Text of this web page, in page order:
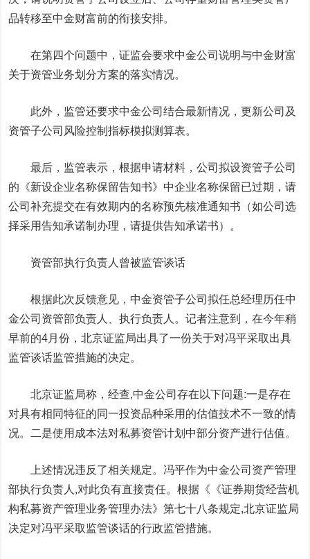
品转移至中金财富前的衔接安排。
在第四个问题中，证监会要求中金公司说明与中金财富
关于资管业务划分方案的落实情况。
此外，监管还要求中金公司结合最新情况，更新公司及
资管子公司风险控制指标模拟测算表。
最后，监管表示，根据申请材料，公司拟设资管子公司
的《新设企业名称保留告知书》中企业名称保留已过期，请
公司补充提交在有效期内的名称预先核准通知书（如公司选
择采用告知承诺制办理，请提供告知承诺书）。
资管部执行负责人曾被监管谈话
根据此次反馈意见，中金资管子公司拟任总经理历任中
金公司资管部负责人、执行负责人。记者注意到，在今年稍
早前的4月份，北京证监局出具了一份关于对冯平采取出具
监管谈话监管措施的决定。
北京证监局称，经查,中金公司存在以下问题:一是存在
对具有相同特征的同一投资品种采用的估值技术不一致的情
况。二是使用成本法对私募资管计划中部分资产进行估值。
上述情况违反了相关规定。冯平作为中金公司资产管理
部执行负责人,对此负有直接责任。根据《《证券期货经营机
构私募资产管理业务管理办法》第七十八条规定,北京证监局
决定对冯平采取监管谈话的行政监管措施。